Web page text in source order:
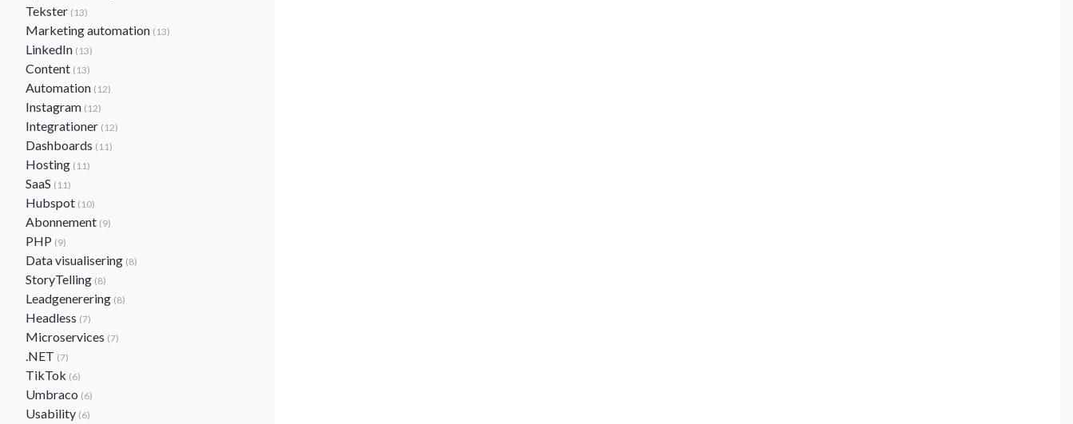
Tekster (13)
Marketing automation (13)
LinkedIn (13)
Content (13)
Automation (12)
Instagram (12)
Integrationer (12)
Dashboards (11)
Hosting (11)
SaaS (11)
Hubspot (10)
Abonnement (9)
PHP (9)
Data visualisering (8)
StoryTelling (8)
Leadgenerering (8)
Headless (7)
Microservices (7)
.NET (7)
TikTok (6)
Umbraco (6)
Usability (6)